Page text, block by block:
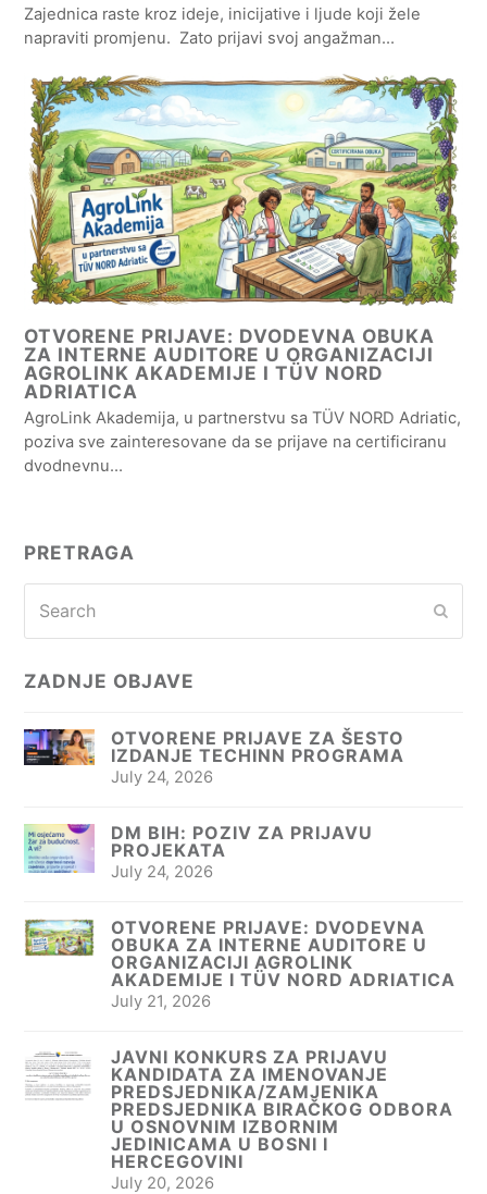
Zajednica raste kroz ideje, inicijative i ljude koji žele
napraviti promjenu. Zato prijavi svoj angažman…
OTVORENE PRIJAVE: DVODEVNA OBUKA
ZA INTERNE AUDITORE U ORGANIZACIJI
AGROLINK AKADEMIJE I TÜV NORD
ADRIATICA
AgroLink Akademija, u partnerstvu sa TÜV NORD Adriatic,
poziva sve zainteresovane da se prijave na certificiranu
dvodnevnu…
PRETRAGA
ZADNJE OBJAVE
OTVORENE PRIJAVE ZA ŠESTO
IZDANJE TECHINN PROGRAMA
July 24, 2026
DM BIH: POZIV ZA PRIJAVU
PROJEKATA
July 24, 2026
OTVORENE PRIJAVE: DVODEVNA
OBUKA ZA INTERNE AUDITORE U
ORGANIZACIJI AGROLINK
AKADEMIJE I TÜV NORD ADRIATICA
July 21, 2026
JAVNI KONKURS ZA PRIJAVU
KANDIDATA ZA IMENOVANJE
PREDSJEDNIKA/ZAMJENIKA
PREDSJEDNIKA BIRAČKOG ODBORA
U OSNOVNIM IZBORNIM
JEDINICAMA U BOSNI I
HERCEGOVINI
July 20, 2026